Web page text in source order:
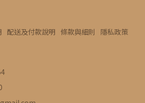
配送及付款說明 條款與細則 隱私政策